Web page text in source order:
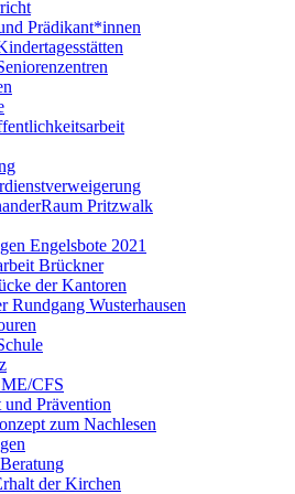
Prädikant*innen
Pritzwalk
Engelsbote 2021
Brückner
der Kantoren
Rundgang Wusterhausen
CFS
und Prävention
zum Nachlesen
der Kirchen